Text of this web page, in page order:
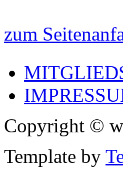
zum
Copyright ©
Template by